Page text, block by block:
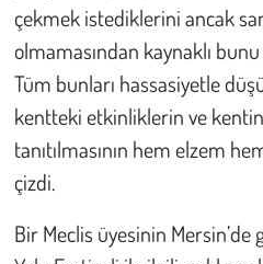
çekmek istediklerini ancak
olmamasından kaynaklı
Tüm bunları hassasiyetle
kentteki etkinliklerin ve
tanıtılmasının hem elzem
çizdi.
Bir Meclis üyesinin